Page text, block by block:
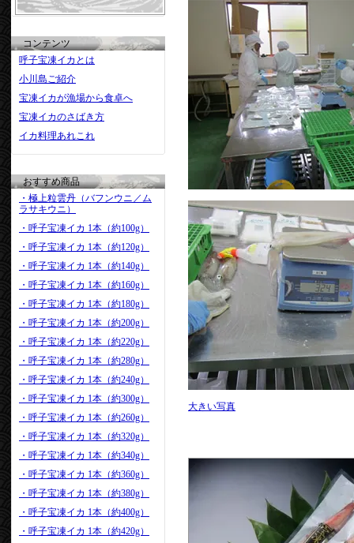
コンテンツ
呼子宝凍イカとは
小川島ご紹介
宝凍イカが漁場から食卓へ
宝凍イカのさばき方
イカ料理あれこれ
おすすめ商品
・極上粒雲丹（バフンウニ／ム
ラサキウニ）
・呼子宝凍イカ 1本（約100g）
・呼子宝凍イカ 1本（約120g）
・呼子宝凍イカ 1本（約140g）
・呼子宝凍イカ 1本（約160g）
・呼子宝凍イカ 1本（約180g）
・呼子宝凍イカ 1本（約200g）
・呼子宝凍イカ 1本（約220g）
・呼子宝凍イカ 1本（約280g）
・呼子宝凍イカ 1本（約240g）
・呼子宝凍イカ 1本（約300g）
・呼子宝凍イカ 1本（約260g）
・呼子宝凍イカ 1本（約320g）
・呼子宝凍イカ 1本（約340g）
・呼子宝凍イカ 1本（約360g）
・呼子宝凍イカ 1本（約380g）
・呼子宝凍イカ 1本（約400g）
・呼子宝凍イカ 1本（約420g）
大きい写真